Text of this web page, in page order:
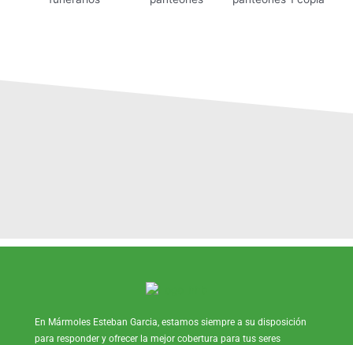
En Mármoles Esteban Garcia, estamos siempre a su disposición
para responder y ofrecer la mejor cobertura para tus seres